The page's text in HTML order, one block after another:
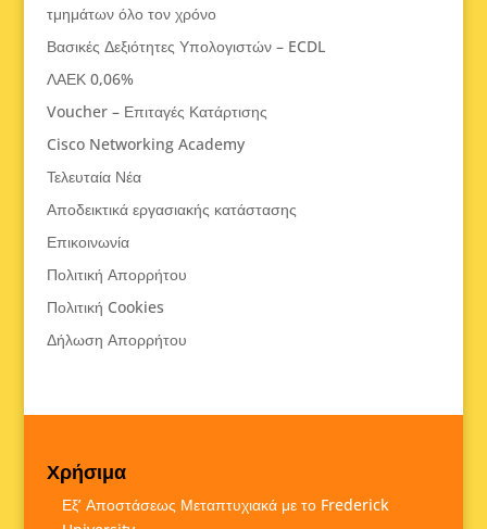
τμημάτων όλο τον χρόνο
Βασικές Δεξιότητες Υπολογιστών – ECDL
ΛΑΕΚ 0,06%
Voucher – Επιταγές Κατάρτισης
Cisco Networking Academy
Τελευταία Νέα
Αποδεικτικά εργασιακής κατάστασης
Επικοινωνία
Πολιτική Απορρήτου
Πολιτική Cookies
Δήλωση Απορρήτου
Χρήσιμα
Εξ’ Αποστάσεως Μεταπτυχιακά με το Frederick